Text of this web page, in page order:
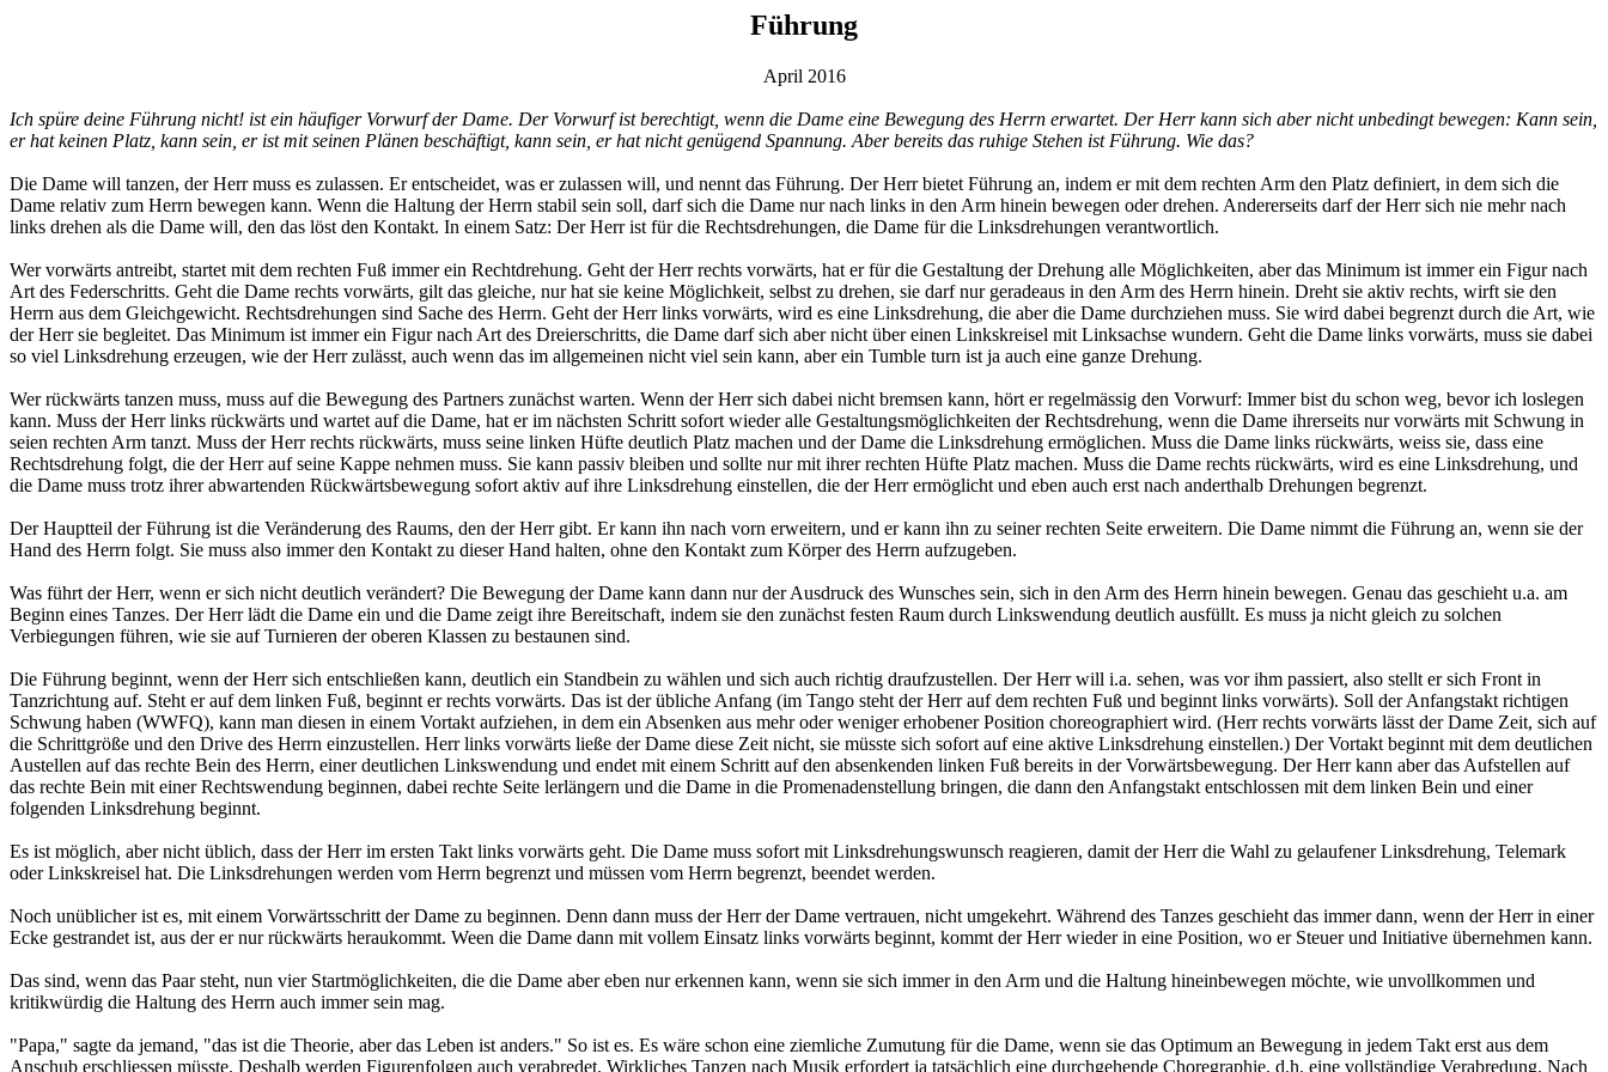
Führung
April 2016
Ich spüre deine Führung nicht! ist ein häufiger Vorwurf der Dame. Der Vorwurf ist berechtigt, wenn die Dame eine Bewegung des Herrn erwartet. Der Herr kann sich aber nicht unbedingt bewegen: Kann sein,
er hat keinen Platz, kann sein, er ist mit seinen Plänen beschäftigt, kann sein, er hat nicht genügend Spannung. Aber bereits das ruhige Stehen ist Führung. Wie das?
Die Dame will tanzen, der Herr muss es zulassen. Er entscheidet, was er zulassen will, und nennt das Führung. Der Herr bietet Führung an, indem er mit dem rechten Arm den Platz definiert, in dem sich die
Dame relativ zum Herrn bewegen kann. Wenn die Haltung der Herrn stabil sein soll, darf sich die Dame nur nach links in den Arm hinein bewegen oder drehen. Andererseits darf der Herr sich nie mehr nach
links drehen als die Dame will, den das löst den Kontakt. In einem Satz: Der Herr ist für die Rechtsdrehungen, die Dame für die Linksdrehungen verantwortlich.
Wer vorwärts antreibt, startet mit dem rechten Fuß immer ein Rechtdrehung. Geht der Herr rechts vorwärts, hat er für die Gestaltung der Drehung alle Möglichkeiten, aber das Minimum ist immer ein Figur nach
Art des Federschritts. Geht die Dame rechts vorwärts, gilt das gleiche, nur hat sie keine Möglichkeit, selbst zu drehen, sie darf nur geradeaus in den Arm des Herrn hinein. Dreht sie aktiv rechts, wirft sie den
Herrn aus dem Gleichgewicht. Rechtsdrehungen sind Sache des Herrn. Geht der Herr links vorwärts, wird es eine Linksdrehung, die aber die Dame durchziehen muss. Sie wird dabei begrenzt durch die Art, wie
der Herr sie begleitet. Das Minimum ist immer ein Figur nach Art des Dreierschritts, die Dame darf sich aber nicht über einen Linkskreisel mit Linksachse wundern. Geht die Dame links vorwärts, muss sie dabei
so viel Linksdrehung erzeugen, wie der Herr zulässt, auch wenn das im allgemeinen nicht viel sein kann, aber ein Tumble turn ist ja auch eine ganze Drehung.
Wer rückwärts tanzen muss, muss auf die Bewegung des Partners zunächst warten. Wenn der Herr sich dabei nicht bremsen kann, hört er regelmässig den Vorwurf: Immer bist du schon weg, bevor ich loslegen
kann. Muss der Herr links rückwärts und wartet auf die Dame, hat er im nächsten Schritt sofort wieder alle Gestaltungsmöglichkeiten der Rechtsdrehung, wenn die Dame ihrerseits nur vorwärts mit Schwung in
seien rechten Arm tanzt. Muss der Herr rechts rückwärts, muss seine linken Hüfte deutlich Platz machen und der Dame die Linksdrehung ermöglichen. Muss die Dame links rückwärts, weiss sie, dass eine
Rechtsdrehung folgt, die der Herr auf seine Kappe nehmen muss. Sie kann passiv bleiben und sollte nur mit ihrer rechten Hüfte Platz machen. Muss die Dame rechts rückwärts, wird es eine Linksdrehung, und
die Dame muss trotz ihrer abwartenden Rückwärtsbewegung sofort aktiv auf ihre Linksdrehung einstellen, die der Herr ermöglicht und eben auch erst nach anderthalb Drehungen begrenzt.
Der Hauptteil der Führung ist die Veränderung des Raums, den der Herr gibt. Er kann ihn nach vorn erweitern, und er kann ihn zu seiner rechten Seite erweitern. Die Dame nimmt die Führung an, wenn sie der
Hand des Herrn folgt. Sie muss also immer den Kontakt zu dieser Hand halten, ohne den Kontakt zum Körper des Herrn aufzugeben.
Was führt der Herr, wenn er sich nicht deutlich verändert? Die Bewegung der Dame kann dann nur der Ausdruck des Wunsches sein, sich in den Arm des Herrn hinein bewegen. Genau das geschieht u.a. am
Beginn eines Tanzes. Der Herr lädt die Dame ein und die Dame zeigt ihre Bereitschaft, indem sie den zunächst festen Raum durch Linkswendung deutlich ausfüllt. Es muss ja nicht gleich zu solchen
Verbiegungen führen, wie sie auf Turnieren der oberen Klassen zu bestaunen sind.
Die Führung beginnt, wenn der Herr sich entschließen kann, deutlich ein Standbein zu wählen und sich auch richtig draufzustellen. Der Herr will i.a. sehen, was vor ihm passiert, also stellt er sich Front in
Tanzrichtung auf. Steht er auf dem linken Fuß, beginnt er rechts vorwärts. Das ist der übliche Anfang (im Tango steht der Herr auf dem rechten Fuß und beginnt links vorwärts). Soll der Anfangstakt richtigen
Schwung haben (WWFQ), kann man diesen in einem Vortakt aufziehen, in dem ein Absenken aus mehr oder weniger erhobener Position choreographiert wird. (Herr rechts vorwärts lässt der Dame Zeit, sich auf
die Schrittgröße und den Drive des Herrn einzustellen. Herr links vorwärts ließe der Dame diese Zeit nicht, sie müsste sich sofort auf eine aktive Linksdrehung einstellen.) Der Vortakt beginnt mit dem deutlichen
Austellen auf das rechte Bein des Herrn, einer deutlichen Linkswendung und endet mit einem Schritt auf den absenkenden linken Fuß bereits in der Vorwärtsbewegung. Der Herr kann aber das Aufstellen auf
das rechte Bein mit einer Rechtswendung beginnen, dabei rechte Seite lerlängern und die Dame in die Promenadenstellung bringen, die dann den Anfangstakt entschlossen mit dem linken Bein und einer
folgenden Linksdrehung beginnt.
Es ist möglich, aber nicht üblich, dass der Herr im ersten Takt links vorwärts geht. Die Dame muss sofort mit Linksdrehungswunsch reagieren, damit der Herr die Wahl zu gelaufener Linksdrehung, Telemark
oder Linkskreisel hat. Die Linksdrehungen werden vom Herrn begrenzt und müssen vom Herrn begrenzt, beendet werden.
Noch unüblicher ist es, mit einem Vorwärtsschritt der Dame zu beginnen. Denn dann muss der Herr der Dame vertrauen, nicht umgekehrt. Während des Tanzes geschieht das immer dann, wenn der Herr in einer
Ecke gestrandet ist, aus der er nur rückwärts heraukommt. Ween die Dame dann mit vollem Einsatz links vorwärts beginnt, kommt der Herr wieder in eine Position, wo er Steuer und Initiative übernehmen kann.
Das sind, wenn das Paar steht, nun vier Startmöglichkeiten, die die Dame aber eben nur erkennen kann, wenn sie sich immer in den Arm und die Haltung hineinbewegen möchte, wie unvollkommen und
kritikwürdig die Haltung des Herrn auch immer sein mag.
"Papa," sagte da jemand, "das ist die Theorie, aber das Leben ist anders." So ist es. Es wäre schon eine ziemliche Zumutung für die Dame, wenn sie das Optimum an Bewegung in jedem Takt erst aus dem
Anschub erschliessen müsste. Deshalb werden Figurenfolgen auch verabredet. Wirkliches Tanzen nach Musik erfordert ja tatsächlich eine durchgehende Choregraphie, d.h. eine vollständige Verabredung. Nach